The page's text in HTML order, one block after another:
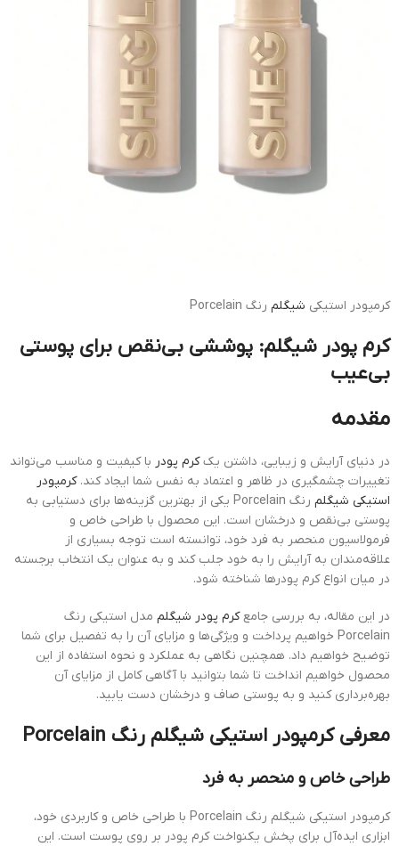
کرمپودر استیکی شیگلم رنگ Porcelain
کرم پودر شیگلم: پوششی بی‌نقص برای پوستی
بی‌عیب
مقدمه
در دنیای آرایش و زیبایی، داشتن یککرم پودر با کیفیت و مناسب می‌تواند
تغییرات چشمگیری در ظاهر و اعتماد به نفس شما ایجاد کند.کرمپودر
استیکی شیگلم
رنگ Porcelain یکی از بهترین گزینه‌ها برای دستیابی به
پوستی بی‌نقص و درخشان است. این محصول با طراحی خاص و
فرمولاسیون منحصر به فرد خود، توانسته است توجه بسیاری از
علاقه‌مندان به آرایش را به خود جلب کند و به عنوان یک انتخاب برجسته
در میان انواع کرم پودرها شناخته شود.
در این مقاله، به بررسی جامعکرم پودر شیگلم مدل استیکی رنگ
Porcelain خواهیم پرداخت و ویژگی‌ها و مزایای آن را به تفصیل برای شما
توضیح خواهیم داد. همچنین نگاهی به عملکرد و نحوه استفاده از این
محصول خواهیم انداخت تا شما بتوانید با آگاهی کامل از مزایای آن
بهره‌برداری کنید و به پوستی صاف و درخشان دست یابید.
معرفی کرمپودر استیکی شیگلم رنگ Porcelain
طراحی خاص و منحصر به فرد
کرمپودر استیکی شیگلم رنگ Porcelain با طراحی خاص و کاربردی خود،
ابزاری ایده‌آل برای پخش یکنواخت کرم پودر بر روی پوست است. این